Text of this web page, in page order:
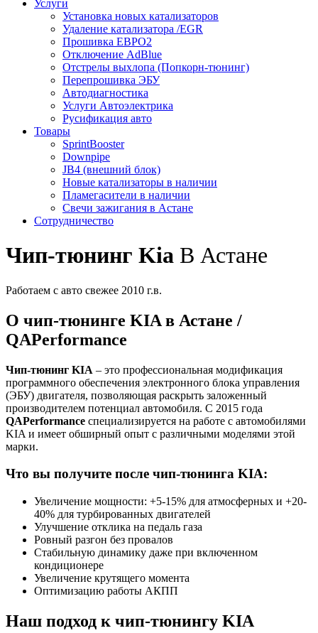
Услуги
Установка новых катализаторов
Удаление катализатора /EGR
Прошивка ЕВРО2
Отключение AdBlue
Отстрелы выхлопа (Попкорн-тюнинг)
Перепрошивка ЭБУ
Автодиагностика
Услуги Автоэлектрика
Русификация авто
Товары
SprintBooster
Downpipe
JB4 (внешний блок)
Новые катализаторы в наличии
Пламегасители в наличии
Свечи зажигания в Астане
Сотрудничество
Чип-тюнинг Kia В Астане
Работаем с авто свежее 2010 г.в.
О чип-тюнинге KIA в Астане /
QAPerformance
Чип-тюнинг KIA – это профессиональная модификация
программного обеспечения электронного блока управления
(ЭБУ) двигателя, позволяющая раскрыть заложенный
производителем потенциал автомобиля. С 2015 года
QAPerformance специализируется на работе с автомобилями
KIA и имеет обширный опыт с различными моделями этой
марки.
Что вы получите после чип-тюнинга KIA:
Увеличение мощности: +5-15% для атмосферных и +20-
40% для турбированных двигателей
Улучшение отклика на педаль газа
Ровный разгон без провалов
Стабильную динамику даже при включенном
кондиционере
Увеличение крутящего момента
Оптимизацию работы АКПП
Наш подход к чип-тюнингу KIA